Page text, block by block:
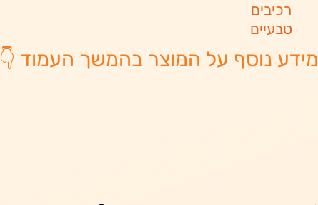
רכיבים
טבעיים
מידע נוסף על המוצר בהמשך העמוד 👇